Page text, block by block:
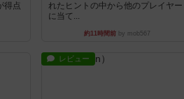
得点
れたヒントの中から他のプレイヤー
に当て...
約11時間前by mob567
レビュー